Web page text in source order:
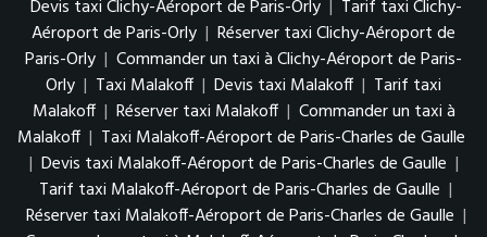
Devis taxi Clichy-Aéroport de Paris-Orly | Tarif taxi Clichy-
Aéroport de Paris-Orly | Réserver taxi Clichy-Aéroport de
Paris-Orly | Commander un taxi à Clichy-Aéroport de Paris-
Orly | Taxi Malakoff | Devis taxi Malakoff | Tarif taxi
Malakoff | Réserver taxi Malakoff | Commander un taxi à
Malakoff | Taxi Malakoff-Aéroport de Paris-Charles de Gaulle
| Devis taxi Malakoff-Aéroport de Paris-Charles de Gaulle |
Tarif taxi Malakoff-Aéroport de Paris-Charles de Gaulle |
Réserver taxi Malakoff-Aéroport de Paris-Charles de Gaulle |